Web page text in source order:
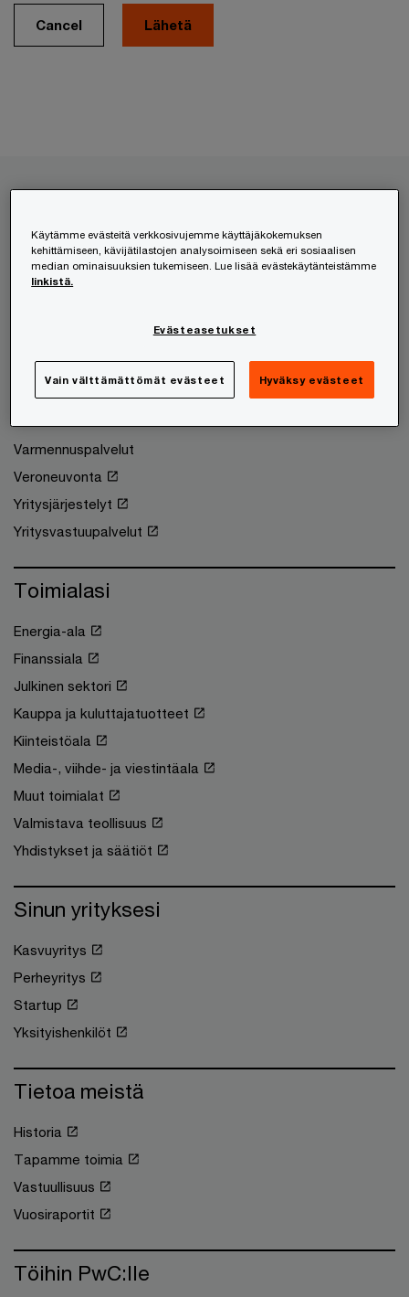
Cancel
HR- ja työnantajapalvelut
Kansainvälistyminen
Liikkeenjohdon konsultointi
Riskienhallinta
Teknologia ja digitaalisuus
Varmennuspalvelut
Veroneuvonta
Yritysjärjestelyt
Yritysvastuupalvelut
Toimialasi
Energia-ala
Finanssiala
Julkinen sektori
Kauppa ja kuluttajatuotteet
Kiinteistöala
Media-, viihde- ja viestintäala
Muut toimialat
Valmistava teollisuus
Yhdistykset ja säätiöt
Sinun yrityksesi
Kasvuyritys
Perheyritys
Startup
Yksityishenkilöt
Tietoa meistä
Historia
Tapamme toimia
Vastuullisuus
Vuosiraportit
Töihin PwC:lle
Käytämme evästeitä verkkosivujemme käyttäjäkokemuksen
kehittämiseen, kävijätilastojen analysoimiseen sekä eri sosiaalisen
median ominaisuuksien tukemiseen. Lue lisää evästekäytänteistämme
linkistä.
Evästeasetukset
Vain välttämättömät evästeet Hyväksy evästeet